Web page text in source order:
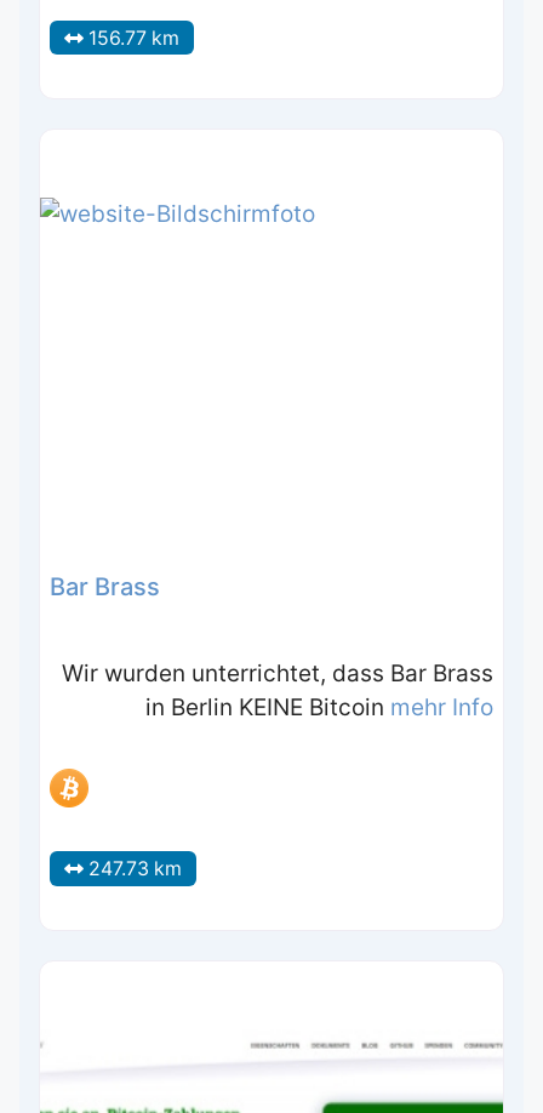
156.77 km
Bar Brass
Wir wurden unterrichtet, dass Bar Brass
in Berlin KEINE Bitcoin mehr Info
247.73 km